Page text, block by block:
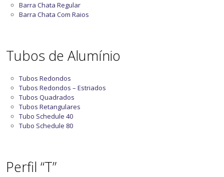
Barra Chata Regular
Barra Chata Com Raios
Tubos de Alumínio
Tubos Redondos
Tubos Redondos – Estriados
Tubos Quadrados
Tubos Retangulares
Tubo Schedule 40
Tubo Schedule 80
Perfil “T”